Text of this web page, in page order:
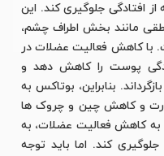
افتادگی جلوگیری کند. این
مانند بخش اطراف چشم،
با کاهش فعالیت عضلات در
پوست را کاهش دهد و
بنابراین، بوتاکس به
و کاهش چین و چروک ها
کاهش فعالیت عضلات، به
کند. اما باید توجه